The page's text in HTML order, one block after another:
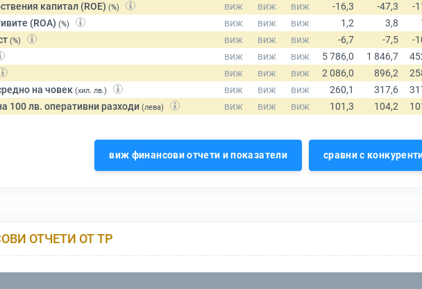
капитал (ROE) (%)
(ROA) (%)
(%)
на човек (хил. лв.)
100 лв. оперативни разходи (лева)
виж финансови отчети и показатели сравни с
ОТЧЕТИ ОТ ТР